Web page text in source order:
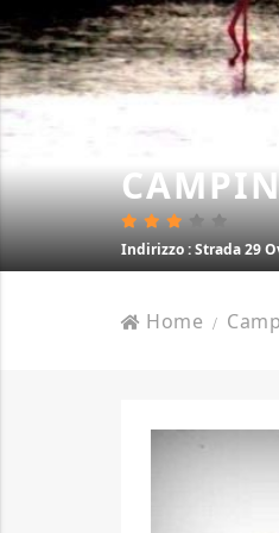
Indirizzo: Strada 29
Home